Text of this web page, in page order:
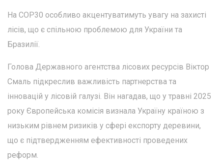
На COP30 особливо акцентуватимуть увагу на захисті
лісів, що є спільною проблемою для України та
Бразилії.
Голова Державного агентства лісових ресурсів Віктор
Смаль підкреслив важливість партнерства та
інновацій у лісовій галузі. Він нагадав, що у травні 2025
року Європейська комісія визнала Україну країною з
низьким рівнем ризиків у сфері експорту деревини,
що є підтвердженням ефективності проведених
реформ.